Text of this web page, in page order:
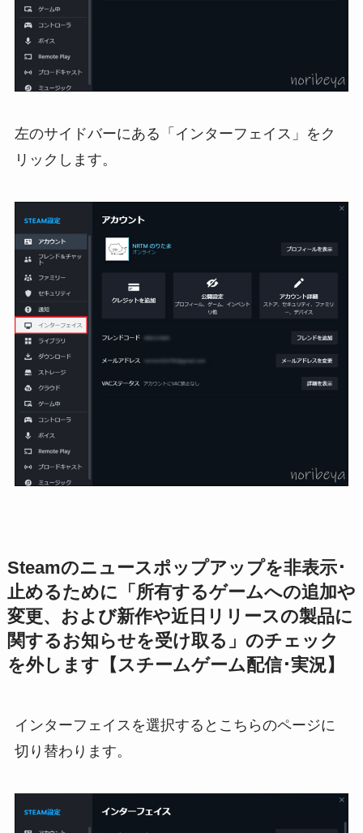
左のサイドバーにある「インターフェイス」をク
リックします。
Steamのニュースポップアップを非表示･
止めるために「所有するゲームへの追加や
変更、および新作や近日リリースの製品に
関するお知らせを受け取る」のチェック
を外します【スチームゲーム配信･実況】
インターフェイスを選択するとこちらのページに
切り替わります。